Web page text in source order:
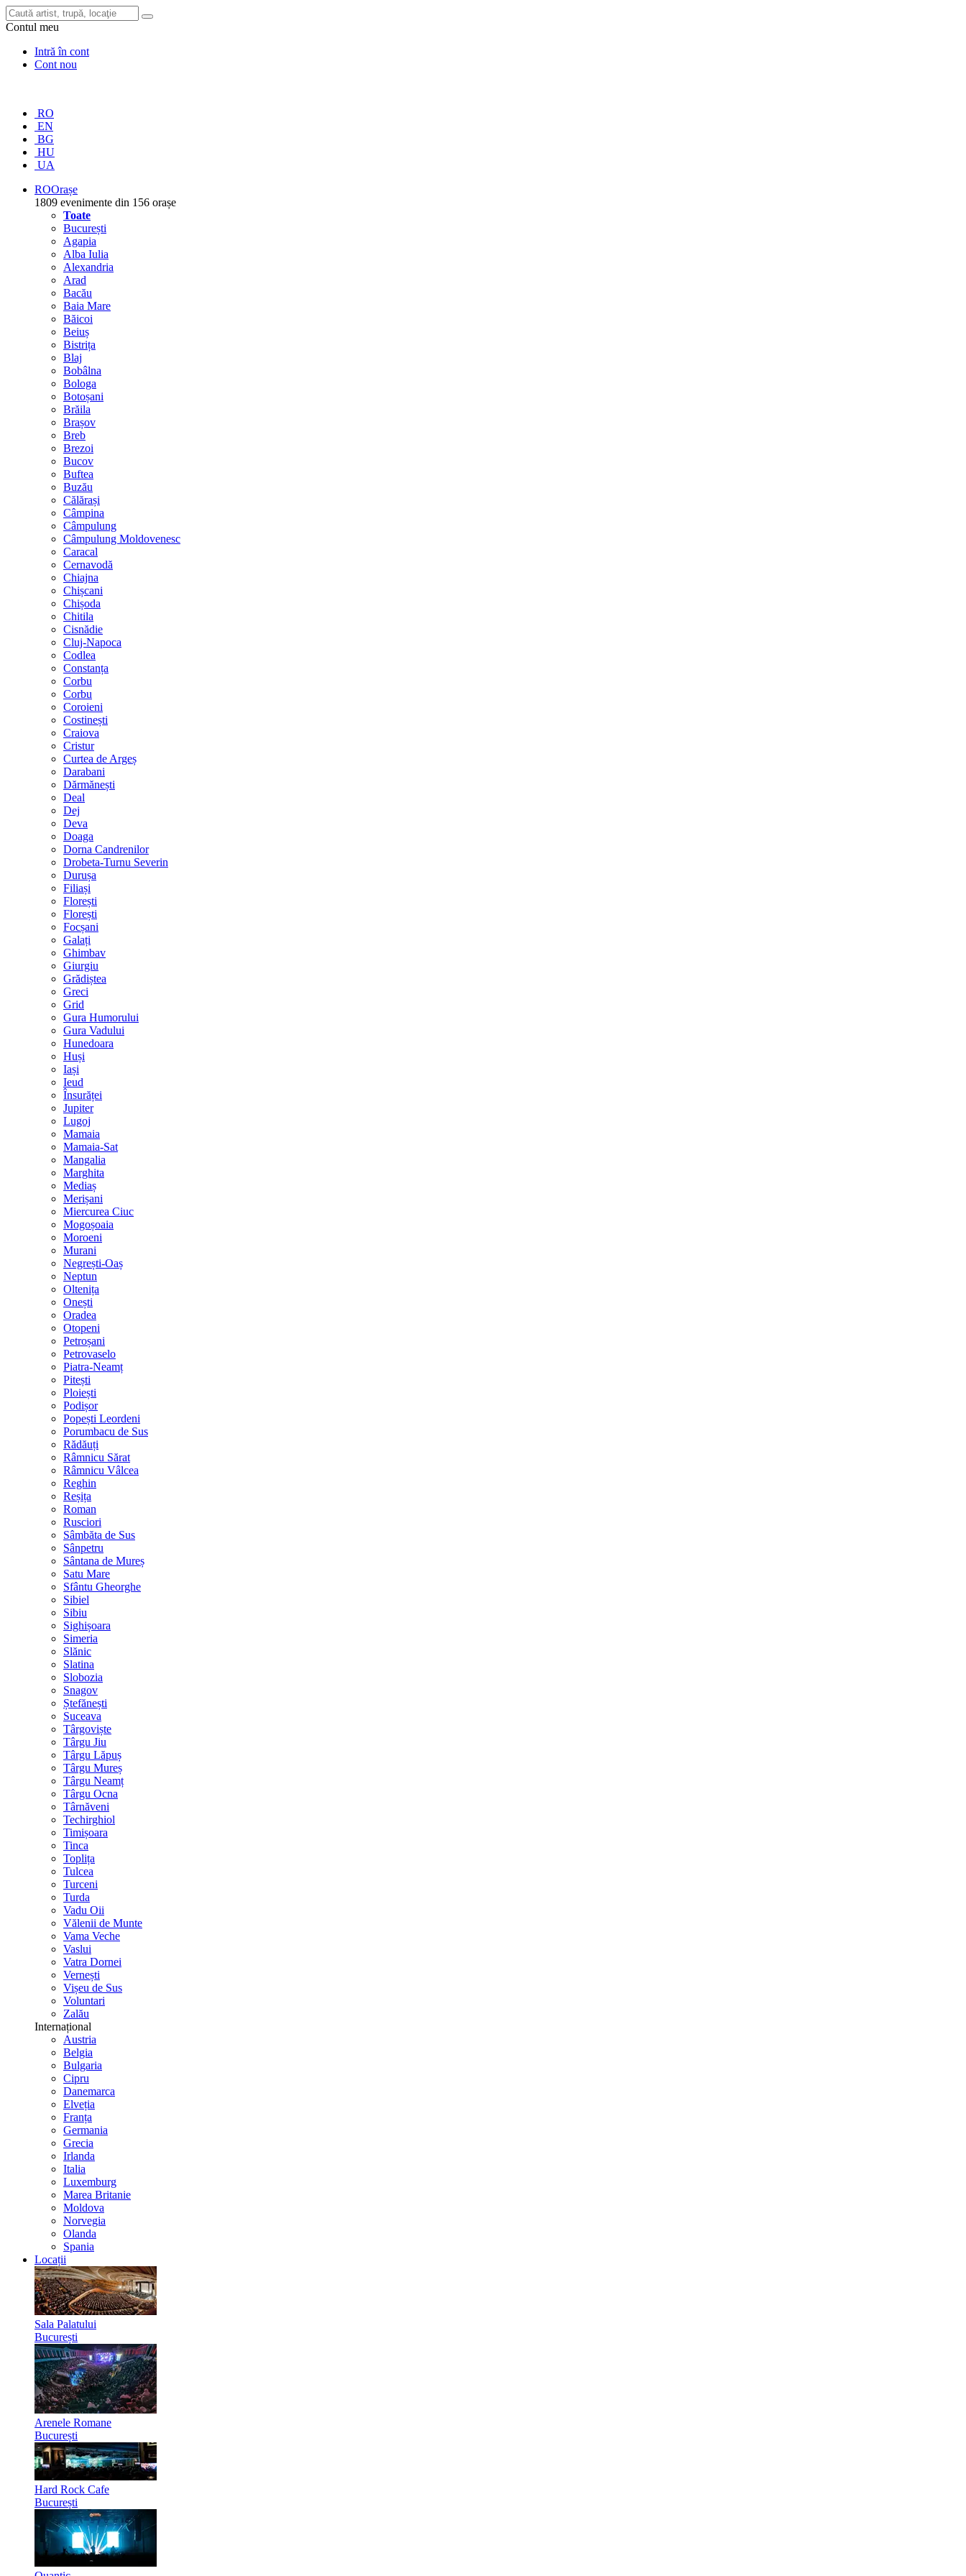
Contul meu
Intră în cont
Cont nou
RO
EN
BG
HU
UA
ROOrașe
1809 evenimente din 156 orașe
Toate
București
Agapia
Alba Iulia
Alexandria
Arad
Bacău
Baia Mare
Băicoi
Beiuș
Bistrița
Blaj
Bobâlna
Bologa
Botoșani
Brăila
Brașov
Breb
Brezoi
Bucov
Buftea
Buzău
Călărași
Câmpina
Câmpulung
Câmpulung Moldovenesc
Caracal
Cernavodă
Chiajna
Chișcani
Chișoda
Chitila
Cisnădie
Cluj-Napoca
Codlea
Constanța
Corbu
Corbu
Coroieni
Costinești
Craiova
Cristur
Curtea de Argeș
Darabani
Dărmănești
Deal
Dej
Deva
Doaga
Dorna Candrenilor
Drobeta-Turnu Severin
Durușa
Filiași
Florești
Florești
Focșani
Galați
Ghimbav
Giurgiu
Grădiștea
Greci
Grid
Gura Humorului
Gura Vadului
Hunedoara
Huși
Iași
Ieud
Însurăței
Jupiter
Lugoj
Mamaia
Mamaia-Sat
Mangalia
Marghita
Mediaș
Merișani
Miercurea Ciuc
Mogoșoaia
Moroeni
Murani
Negrești-Oaș
Neptun
Oltenița
Onești
Oradea
Otopeni
Petroșani
Petrovaselo
Piatra-Neamț
Pitești
Ploiești
Podișor
Popești Leordeni
Porumbacu de Sus
Rădăuți
Râmnicu Sărat
Râmnicu Vâlcea
Reghin
Reșița
Roman
Rusciori
Sâmbăta de Sus
Sânpetru
Sântana de Mureș
Satu Mare
Sfântu Gheorghe
Sibiel
Sibiu
Sighișoara
Simeria
Slănic
Slatina
Slobozia
Snagov
Ștefănești
Suceava
Târgoviște
Târgu Jiu
Târgu Lăpuș
Târgu Mureș
Târgu Neamț
Târgu Ocna
Târnăveni
Techirghiol
Timișoara
Tinca
Toplița
Tulcea
Turceni
Turda
Vadu Oii
Vălenii de Munte
Vama Veche
Vaslui
Vatra Dornei
Vernești
Vișeu de Sus
Voluntari
Zalău
Internațional
Austria
Belgia
Bulgaria
Cipru
Danemarca
Elveția
Franța
Germania
Grecia
Irlanda
Italia
Luxemburg
Marea Britanie
Moldova
Norvegia
Olanda
Spania
Locații
Sala Palatului
București
Arenele Romane
București
Hard Rock Cafe
București